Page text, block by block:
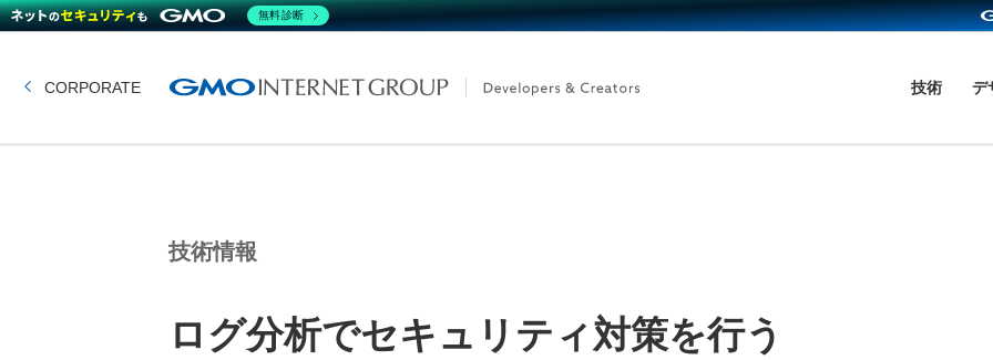
CORPORATE 技術 デ
技術情報
ログ分析でセキュリティ対策を行う
無料診断